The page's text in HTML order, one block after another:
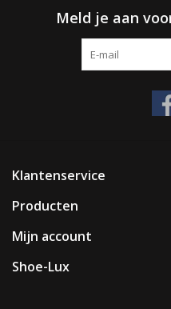
Meld je aan
Klantenservice
Producten
Mijn account
Shoe-Lux